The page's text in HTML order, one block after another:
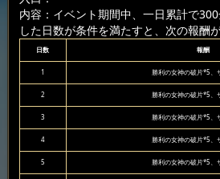
内容：イベント期間中、一日累計で
した日数が条件を満たすと、次の報酬
日数 報酬
1 勝利の女神の破片*5、
2 勝利の女神の破片*5、
3 勝利の女神の破片*5、
4 勝利の女神の破片*5、
5 勝利の女神の破片*5、